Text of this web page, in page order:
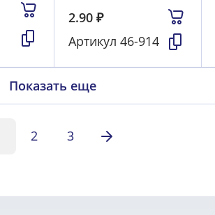
2.90 ₽
Артикул 46-914
Показать еще
2 3